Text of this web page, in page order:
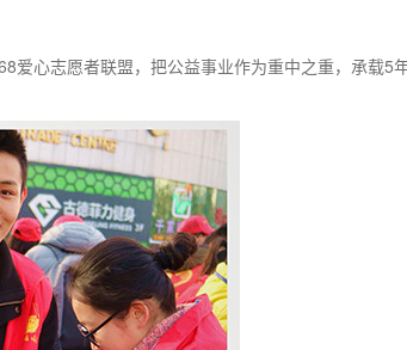
心志愿者联盟，把公益事业作为重中之重，承载5